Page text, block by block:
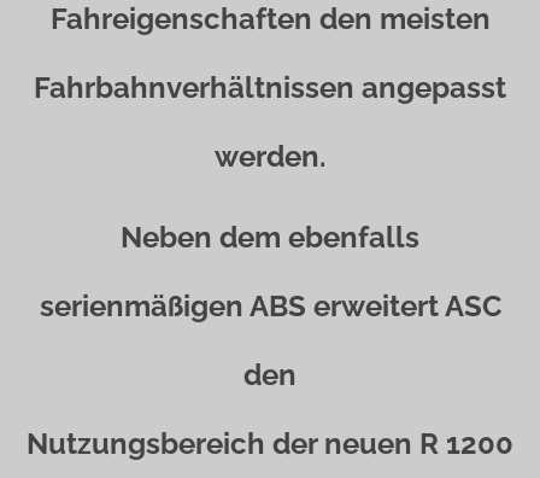
Fahreigenschaften den meisten
Fahrbahnverhältnissen angepasst
werden.
Neben dem ebenfalls
serienmäßigen ABS erweitert ASC
den
Nutzungsbereich der neuen R 1200